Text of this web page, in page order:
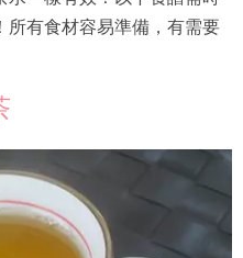
所有食材容易準備，有需要